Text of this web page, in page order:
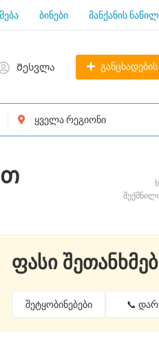
ბინები მანქანის
Შესვლა
ფასი
შეტყობინებები 📞